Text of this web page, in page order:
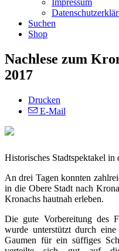
Impressum
Suchen
Shop
Nachlese zum
2017
Drucken
E-Mail
Historisches Stadtspektakel in
An drei Tagen konnten
in die Obere Stadt nach
Kronachs hautnah erleben.
Die gute Vorbereitung des
wurde unterstützt durch
Gaumen für ein süffiges